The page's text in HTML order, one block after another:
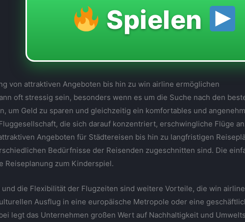
Spielen
von attraktiven Angeboten bis hin zu win airline ermöglichen
oft stressig sein, besonders wenn es um die Suche nach den
um Geld zu sparen und gleichzeitig ein komfortables und
die sich darauf konzentriert, erschwingliche Flüge
Angeboten für Städtereisen bis hin zu langfristigen
Bedürfnisse der Reisenden zugeschnitten sind. Die
Reiseplanung zum Kinderspiel.
die Flexibilität der Flugzeiten sind weitere Vorteile, die win
Ausflug in eine europäische Metropole oder eine
legt das Unternehmen großen Wert auf Nachhaltigkeit und